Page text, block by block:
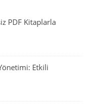
PDF Kitaplarla
Etkili